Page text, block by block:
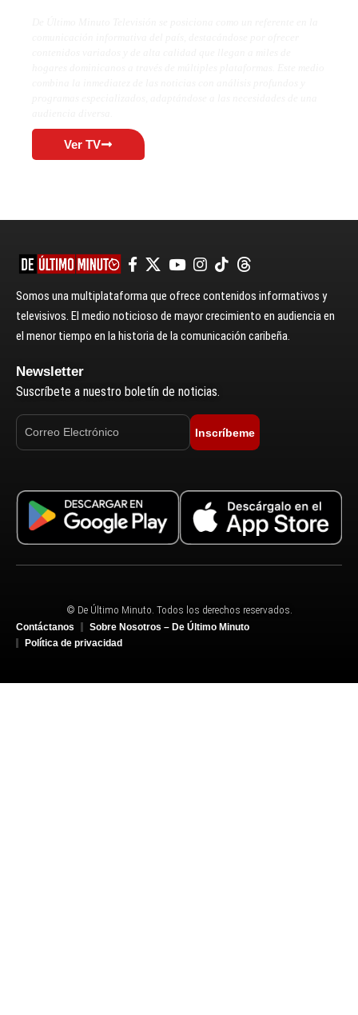
Ver TV
Somos una multiplataforma que ofrece contenidos informativos y
televisivos. El medio noticioso de mayor crecimiento en audiencia en
el menor tiempo en la historia de la comunicación caribeña.
Newsletter
Suscríbete a nuestro boletín de noticias.
Inscríbeme
© De Último Minuto. Todos los derechos reservados.
Contáctanos
Sobre Nosotros – De Último Minuto
Política de privacidad